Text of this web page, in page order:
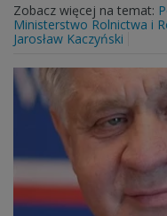
Zobacz więcej na temat:
Ministerstwo Rolnictwa i
Jarosław Kaczyński